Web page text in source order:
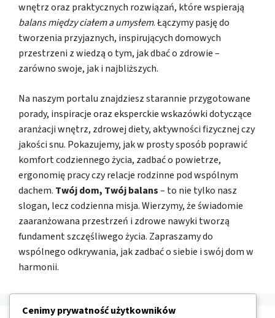
wnętrz oraz praktycznych rozwiązań, które wspierają
balans między ciałem a umysłem. Łączymy pasję do
tworzenia przyjaznych, inspirujących domowych
przestrzeni z wiedzą o tym, jak dbać o zdrowie –
zarówno swoje, jak i najbliższych.
Na naszym portalu znajdziesz starannie przygotowane
porady, inspiracje oraz eksperckie wskazówki dotyczące
aranżacji wnętrz, zdrowej diety, aktywności fizycznej czy
jakości snu. Pokazujemy, jak w prosty sposób poprawić
komfort codziennego życia, zadbać o powietrze,
ergonomię pracy czy relacje rodzinne pod wspólnym
dachem. Twój dom, Twój balans– to nie tylko nasz
slogan, lecz codzienna misja. Wierzymy, że świadomie
zaaranżowana przestrzeń i zdrowe nawyki tworzą
fundament szczęśliwego życia. Zapraszamy do
wspólnego odkrywania, jak zadbać o siebie i swój dom w
harmonii.
Cenimy prywatność użytkowników